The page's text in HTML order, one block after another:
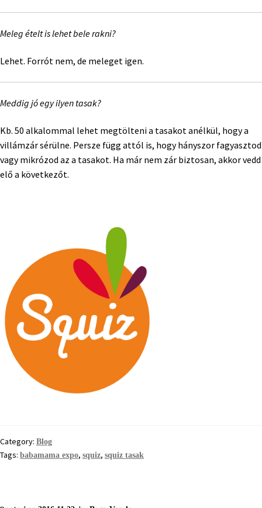
Meleg ételt is lehet bele rakni?
Lehet. Forrót nem, de meleget igen.
Meddig jó egy ilyen tasak?
Kb. 50 alkalommal lehet megtölteni a tasakot anélkül, hogy a
villámzár sérülne. Persze függ attól is, hogy hányszor fagyasztod
vagy mikrózod az a tasakot. Ha már nem zár biztosan, akkor vedd
elő a következőt.
Category: Blog
Tags: babamama expo, squiz, squiz tasak